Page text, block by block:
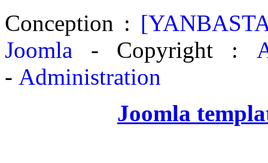
Conception :
Joomla - Copyright :
- Administration
Joomla